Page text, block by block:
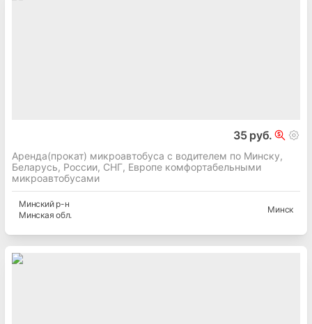
35 руб.
Аренда(прокат) микроавтобуса с водителем по Минску,
Беларусь, России, СНГ, Европе комфортабельными
микроавтобусами
Минскийр-н
Минская обл.
Минск